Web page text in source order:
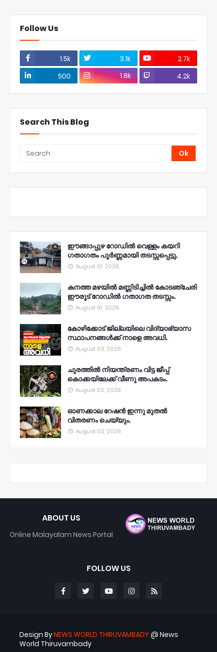
Follow Us
1.5k 3.1k
2.7k
500
1.8k 4.2k
Search This Blog
ഈങ്ങാപ്പുഴ റോഡിൽ വെള്ളം കയറി
ഗതാഗതം പൂർണ്ണമായി തടസ്സപ്പെട്ടു.
August 01, 2026
കനത്ത മഴയിൽ മണ്ണിടിച്ചിൽ കോടഞ്ചേരി
ഈരൂട് റോഡിൽ ഗതാഗത തടസ്സം.
August 01, 2026
കോഴിക്കോട് ജില്ലയിലെ വിദ്യാഭ്യാസ
സ്ഥാപനങ്ങൾക്ക് നാളെ അവധി.
August 03, 2026
ചുരത്തിൽ നിയന്ത്രണം വിട്ട ജീപ്പ്
കൊക്കയിലേക്ക് വീണു അപകടം.
August 02, 2026
ഓണക്കാല റേഷൻ ഇന്നു മുതല്‍
വിതരണം ചെയ്യും.
August 03, 2026
ABOUT US
Online Malayalam News Portal
FOLLOW US
Design ByNEWS WORLD THIRUVAMBADY @ News
World Thiruvambady